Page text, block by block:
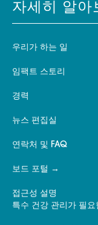
자세히 알아
우리가 하는 일
임팩트 스토리
경력
뉴스 편집실
연락처 및 FAQ
보드 포털
접근성 설명
특수 건강 관리가 필